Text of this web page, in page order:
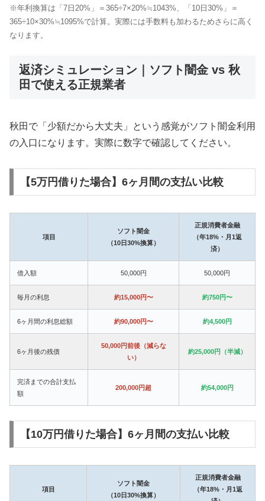
※年利換算は「7日20%」＝365÷7×20%≒1043%、「10日30%」＝
365÷10×30%≒1095%で計算。実際には手数料も加わるためさらに高く
なります。
返済シミュレーション｜ソフト闇金 vs 秋
田で使える正規業者
秋田で「少額だから大丈夫」という感覚がソフト闇金利用
の入口になります。実際に数字で確認してください。
【5万円借りた場合】6ヶ月間の支払い比較
項目
ソフト闇金
（10日30%換算）
正規消費者金融
（年18%・月1返
済）
借入額 50,000円 50,000円
毎月の利息 約15,000円〜 約750円〜
6ヶ月間の利息総額 約90,000円〜 約4,500円
6ヶ月後の残債
50,000円前後（減らな
い）
約25,000円（半減）
完済までの合計支払
額
200,000円超 約54,000円
【10万円借りた場合】6ヶ月間の支払い比較
項目
ソフト闇金
（10日30%換算）
正規消費者金融
（年18%・月1返